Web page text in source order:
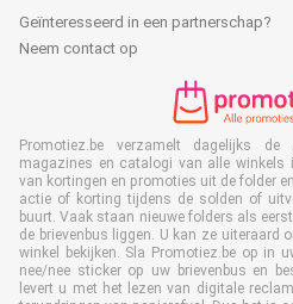
Geïnteresseerd in een partnerschap?
Neem contact op
Promotiez.be verzamelt dagelijks de
magazines en catalogi van alle
van kortingen en promoties uit de folder
actie of korting tijdens de solden of
buurt. Vaak staan nieuwe folders als
de brievenbus liggen. U kan ze uiteraard
winkel bekijken. Sla Promotiez.be op in
nee/nee sticker op uw brievenbus en
levert u met het lezen van digitale